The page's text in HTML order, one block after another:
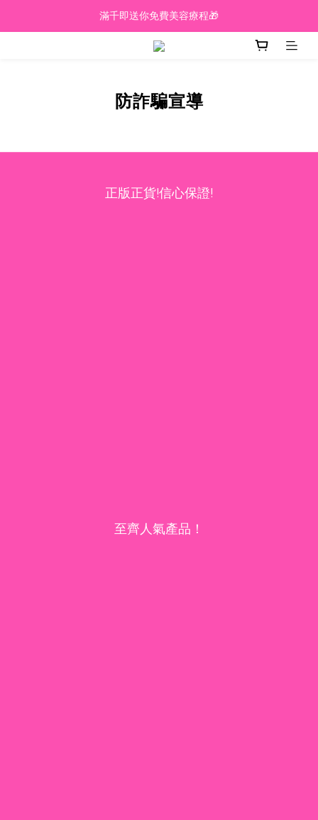
越買越抵‼️滿$2000額外九五折‼️
滿千即送你免費美容療程🎁
越買越抵‼️滿$2000額外九五折‼️
防詐騙宣導
正版正貨!信心保證!
至齊人氣產品！